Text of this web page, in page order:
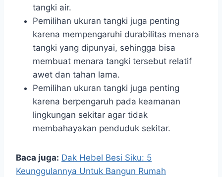
tangki air.
Pemilihan ukuran tangki juga penting
karena mempengaruhi durabilitas menara
tangki yang dipunyai, sehingga bisa
membuat menara tangki tersebut relatif
awet dan tahan lama.
Pemilihan ukuran tangki juga penting
karena berpengaruh pada keamanan
lingkungan sekitar agar tidak
membahayakan penduduk sekitar.
Baca juga: Dak Hebel Besi Siku: 5
Keunggulannya Untuk Bangun Rumah